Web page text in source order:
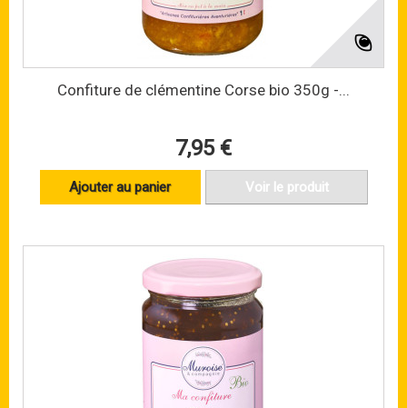
Confiture de clémentine Corse bio 350g -...
7,95 €
Ajouter au panier Voir le produit